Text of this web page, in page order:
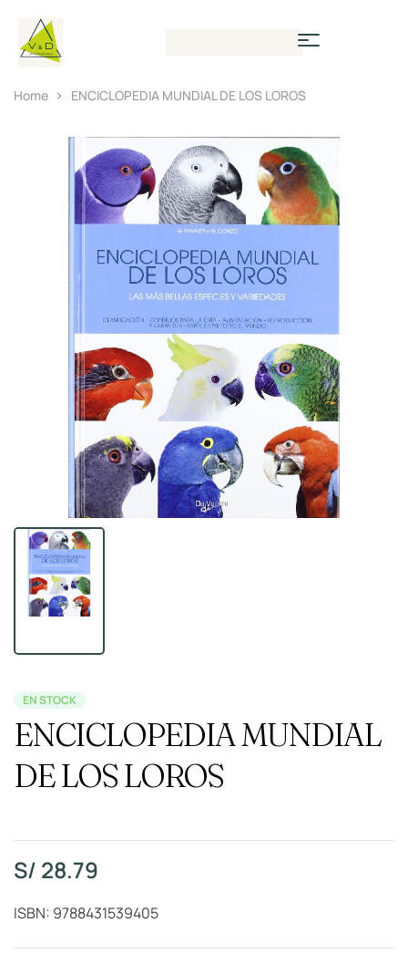
Home ENCICLOPEDIA MUNDIAL DE LOS LOROS
EN STOCK
ENCICLOPEDIA MUNDIAL
DE LOS LOROS
S/ 28.79
ISBN: 9788431539405